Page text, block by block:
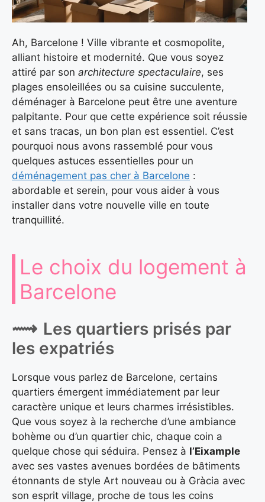
Ah, Barcelone ! Ville vibrante et cosmopolite,
alliant histoire et modernité. Que vous soyez
attiré par son architecture spectaculaire, ses
plages ensoleillées ou sa cuisine succulente,
déménager à Barcelone peut être une aventure
palpitante. Pour que cette expérience soit réussie
et sans tracas, un bon plan est essentiel. C’est
pourquoi nous avons rassemblé pour vous
quelques astuces essentielles pour un
déménagement pas cher à Barcelone :
abordable et serein, pour vous aider à vous
installer dans votre nouvelle ville en toute
tranquillité.
Le choix du logement à
Barcelone
Les quartiers prisés par
les expatriés
Lorsque vous parlez de Barcelone, certains
quartiers émergent immédiatement par leur
caractère unique et leurs charmes irrésistibles.
Que vous soyez à la recherche d’une ambiance
bohème ou d’un quartier chic, chaque coin a
quelque chose qui séduira. Pensez à l’Eixample
avec ses vastes avenues bordées de bâtiments
étonnants de style Art nouveau ou à Gràcia avec
son esprit village, proche de tous les coins